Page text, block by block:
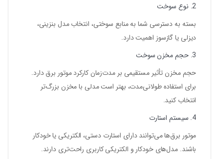
2. نوع سوخت
بسته به دسترسی شما به منابع سوختی، انتخاب مدل بنزینی،
دیزلی یا گازسوز اهمیت دارد.
3. حجم مخزن سوخت
حجم مخزن تأثیر مستقیمی بر مدت‌زمان کارکرد موتور برق دارد.
برای استفاده طولانی‌مدت، بهتر است مدلی با مخزن بزرگ‌تر
انتخاب کنید.
4. سیستم استارت
موتور برق‌ها می‌توانند دارای استارت دستی، الکتریکی یا خودکار
باشند. مدل‌های خودکار و الکتریکی کاربری راحت‌تری دارند.